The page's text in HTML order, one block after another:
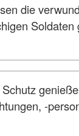
die
Soldaten
-